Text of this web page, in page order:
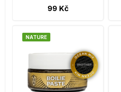
99 Kč
NATURE